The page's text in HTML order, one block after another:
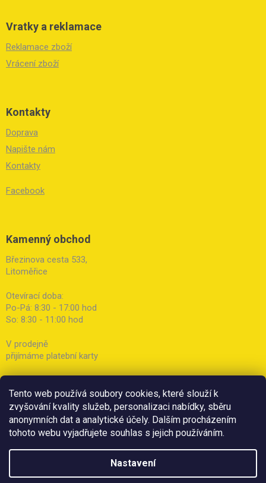
Tento web používá soubory cookies, které slouží k
zvyšování kvality služeb, personalizaci nabídky, sběru
anonymních dat a analytické účely. Dalším procházením
tohoto webu vyjadřujete souhlas s jejich používáním.
Nastavení
Vratky a reklamace
Reklamace zboží
Vrácení zboží
Kontakty
Doprava
Napište nám
Kontakty
Facebook
Kamenný obchod
Březinova cesta 533,
Litoměřice
Otevírací doba:
Po-Pá: 8:30 - 17:00 hod
So: 8:30 - 11:00 hod
V prodejně
přijímáme platební karty